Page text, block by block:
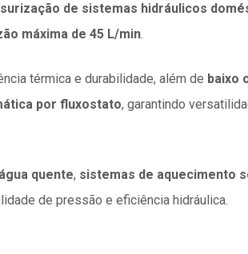
de sistemas hidráulicos
máxima de 45 L/min.
térmica e durabilidade, além de baixo
por fluxostato, garantindo
quente, sistemas de aquecimento
de pressão e eficiência hidráulica.